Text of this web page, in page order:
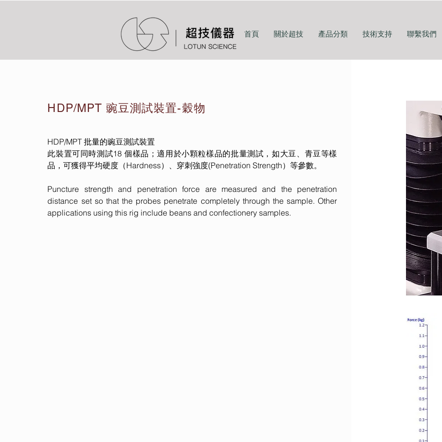
首頁 關於超技 產品分類 技術支持 聯繫我們
HDP/MPT 豌豆測試裝置-穀物
HDP/MPT 批量的豌豆測試裝置
此裝置可同時測試18 個樣品；適用於小顆粒樣品的批量測試，如大豆、青豆等樣
品，可獲得平均硬度（Hardness）、穿刺強度(Penetration Strength）等參數。
Puncture strength and penetration force are measured and the penetration
distance set so that the probes penetrate completely through the sample. Other
applications using this rig include beans and confectionery samples.